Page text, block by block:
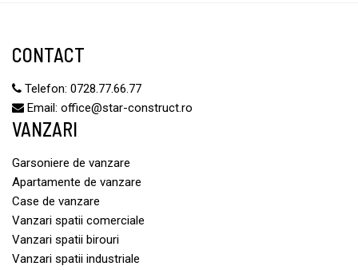
CONTACT
Telefon: 0728.77.66.77
Email: office@star-construct.ro
VANZARI
Garsoniere de vanzare
Apartamente de vanzare
Case de vanzare
Vanzari spatii comerciale
Vanzari spatii birouri
Vanzari spatii industriale